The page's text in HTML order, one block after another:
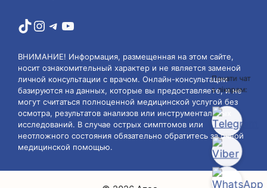
TikTok
Instagram
Telegram
YouTube
ВНИМАНИЕ! Информация, размещенная на этом сайте,
носит ознакомительный характер и не является заменой
личной консультации с врачом. Онлайн-консультации
базируются на данных, которые вы предоставляете, и не
могут считаться полноценной медицинской услугой без
осмотра, результатов анализов или инструментальных
исследований. В случае острых симптомов или
неотложного состояния обязательно обратитесь за очной
медицинской помощью.
Почати чат
з лікарем: